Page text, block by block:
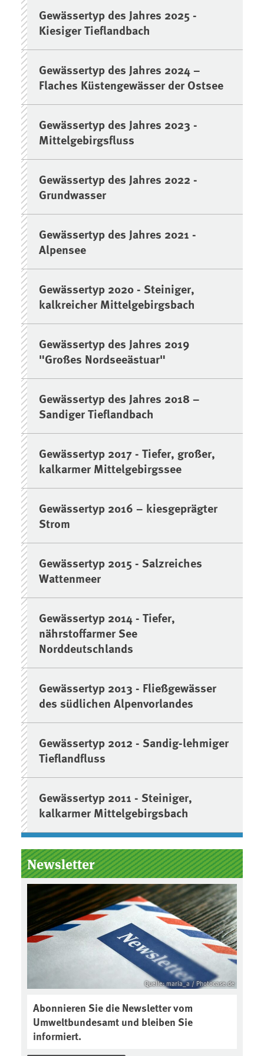
Gewässertyp des Jahres 2025 -
Kiesiger Tieflandbach
Gewässertyp des Jahres 2024 –
Flaches Küstengewässer der Ostsee
Gewässertyp des Jahres 2023 -
Mittelgebirgsfluss
Gewässertyp des Jahres 2022 -
Grundwasser
Gewässertyp des Jahres 2021 -
Alpensee
Gewässertyp 2020 - Steiniger,
kalkreicher Mittelgebirgsbach
Gewässertyp des Jahres 2019
"Großes Nordseeästuar"
Gewässertyp des Jahres 2018 –
Sandiger Tieflandbach
Gewässertyp 2017 - Tiefer, großer,
kalkarmer Mittelgebirgssee
Gewässertyp 2016 – kiesgeprägter
Strom
Gewässertyp 2015 - Salzreiches
Wattenmeer
Gewässertyp 2014 - Tiefer,
nährstoffarmer See
Norddeutschlands
Gewässertyp 2013 - Fließgewässer
des südlichen Alpenvorlandes
Gewässertyp 2012 - Sandig-lehmiger
Tieflandfluss
Gewässertyp 2011 - Steiniger,
kalkarmer Mittelgebirgsbach
Newsletter
Quelle: maria_a / Photocase.de
Abonnieren Sie die Newsletter vom
Umweltbundesamt und bleiben Sie
informiert.